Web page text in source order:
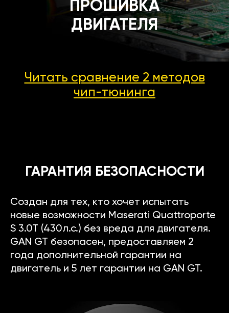
ПРОШИВКА
ДВИГАТЕЛЯ
Читать сравнение 2 методов
чип-тюнинга
ГАРАНТИЯ БЕЗОПАСНОСТИ
Создан для тех, кто хочет испытать
новые возможности Maserati Quattroporte
S 3.0T (430л.с.) без вреда для двигателя.
GAN GT безопасен, предоставляем 2
года дополнительной гарантии на
двигатель и 5 лет гарантии на GAN GT.